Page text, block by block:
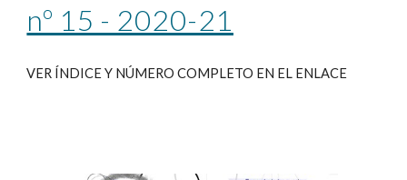
nº 15 - 2020-21
VER ÍNDICE Y NÚMERO COMPLETO EN EL ENLACE